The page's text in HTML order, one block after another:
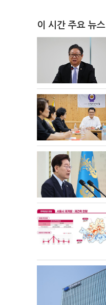
이 시간 주요 뉴스